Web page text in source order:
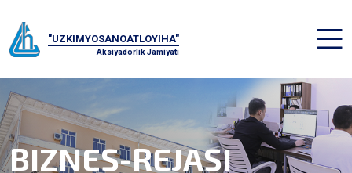
"UZKIMYOSANOATLOYIHA"
Aksiyadorlik Jamiyati
BIZNES-REJASI